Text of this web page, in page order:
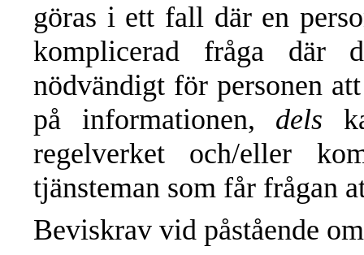
göras i ett fall där en
komplicerad fråga där
nödvändigt för personen
på informationen, dels
regelverket och/eller
tjänsteman som får frågan
Beviskrav vid påstående